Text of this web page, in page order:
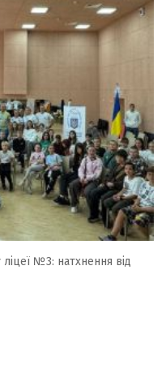
№3: натхнення від